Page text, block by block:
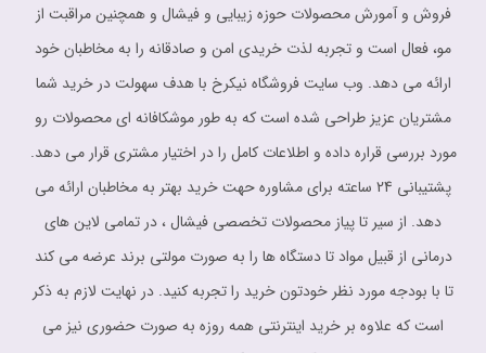
فروش و آمورش محصولات حوزه زیبایی و فیشال و همچنین مراقبت از
مو، فعال است و تجربه لذت خریدی امن و صادقانه را به مخاطبان خود
ارائه می دهد. وب سایت فروشگاه نیکرخ با هدف سهولت در خرید شما
مشتریان عزیز طراحی شده است که به طور موشکافانه ای محصولات رو
مورد بررسی قراره داده و اطلاعات کامل را در اختیار مشتری قرار می دهد.
پشتیبانی 24 ساعته برای مشاوره حهت خرید بهتر به مخاطبان ارائه می
دهد. از سیر تا پیاز محصولات تخصصی فیشال ، در تمامی لاین های
درمانی از قبیل مواد تا دستگاه ها را به صورت مولتی برند عرضه می کند
تا با بودجه مورد نظر خودتون خرید را تجربه کنید. در نهایت لازم به ذکر
است که علاوه بر خرید اینترنتی همه روزه به صورت حضوری نیز می